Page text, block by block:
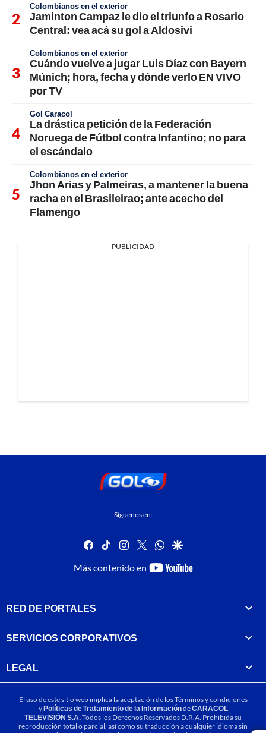
Colombianos en el exterior
Jaminton Campaz le dio el triunfo a Rosario
Central: vea acá su gol a Aldosivi
Colombianos en el exterior
Cuándo vuelve a jugar Luis Díaz con Bayern
Múnich; hora, fecha y dónde verlo EN VIVO
por TV
Gol Caracol
La drástica petición de la Federación
Noruega de Fútbol contra Infantino; no para
el escándalo
Colombianos en el exterior
Jhon Arias y Palmeiras, a mantener la buena
racha en el Brasileirao; ante acecho del
Flamengo
PUBLICIDAD
Síguenos en:
facebook
tiktok instagram
twitterwhatsapp
google
Más contenido en
youtube-
RED DE PORTALES
SERVICIOS CORPORATIVOS
LEGAL
El uso de este sitio web implica la aceptación de losTérminos y condiciones
yPolíticas de Tratamiento de la InformacióndeCARACOL
TELEVISIÓN S.A.Todos los Derechos Reservados D.R.A. Prohibida su
reproducción total o parcial, así como su traducción a cualquier idioma sin